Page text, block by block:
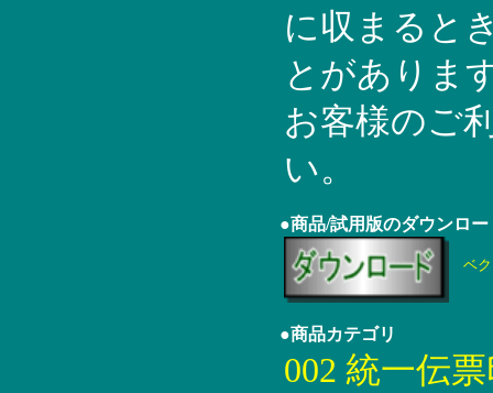
に収まると
とがありま
お客様のご
い。
●商品/試用版のダウンロー
ベ
●商品カテゴリ
002 統一伝